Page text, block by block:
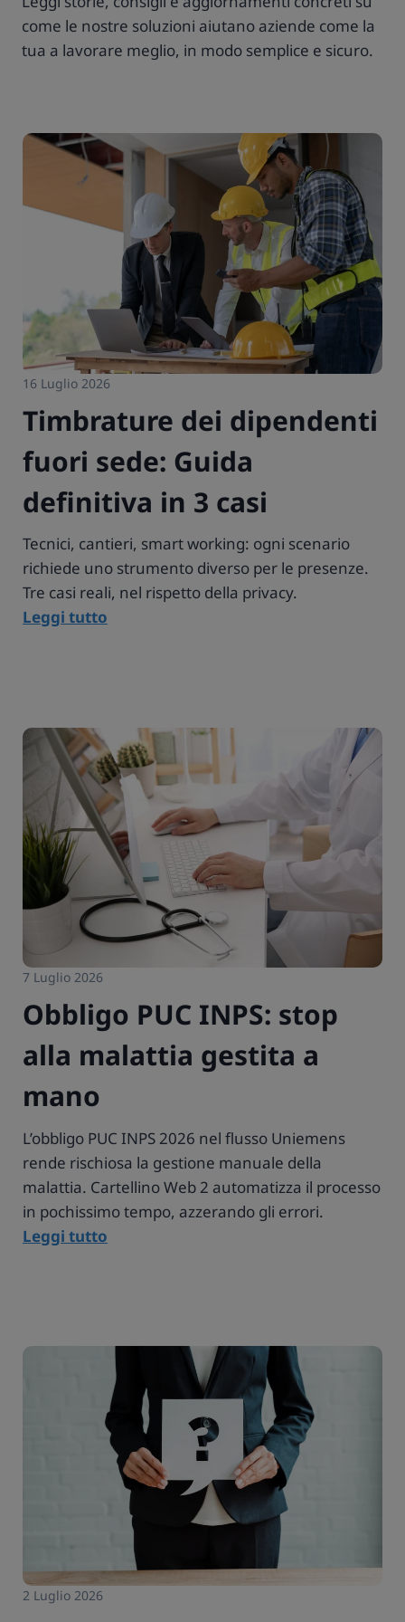
come le nostre soluzioni aiutano aziende come la
tua a lavorare meglio, in modo semplice e sicuro.
16 Luglio 2026
Timbrature dei dipendenti
fuori sede: Guida
definitiva in 3 casi
Tecnici, cantieri, smart working: ogni scenario
richiede uno strumento diverso per le presenze.
Tre casi reali, nel rispetto della privacy.
Leggi tutto
7 Luglio 2026
Obbligo PUC INPS: stop
alla malattia gestita a
mano
L’obbligo PUC INPS 2026 nel flusso Uniemens
rende rischiosa la gestione manuale della
malattia. Cartellino Web 2 automatizza il processo
in pochissimo tempo, azzerando gli errori.
Leggi tutto
2 Luglio 2026